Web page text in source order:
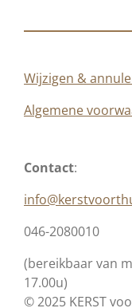
Wijzigen &
Algemene
Contact:
046-2080010
(bereikbaar van
17.00u)
© 2025 KERST